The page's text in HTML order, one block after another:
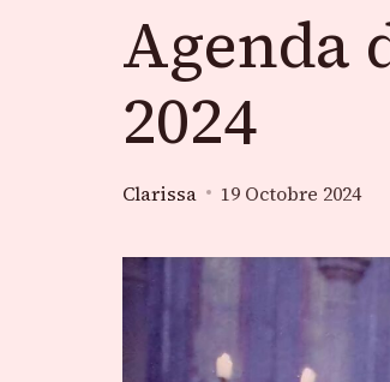
Agenda
2024
Clarissa 19 Octobre 2024